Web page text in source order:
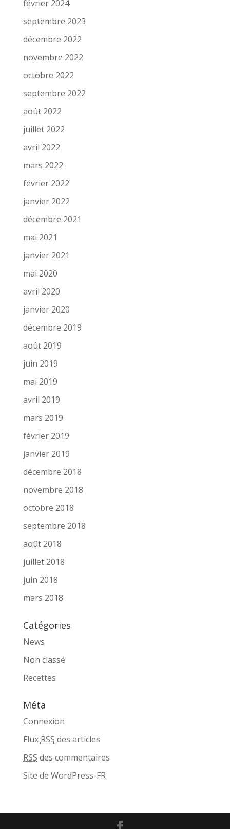
février 2024
septembre 2023
décembre 2022
novembre 2022
octobre 2022
septembre 2022
août 2022
juillet 2022
avril 2022
mars 2022
février 2022
janvier 2022
décembre 2021
mai 2021
janvier 2021
mai 2020
avril 2020
janvier 2020
décembre 2019
août 2019
juin 2019
mai 2019
avril 2019
mars 2019
février 2019
janvier 2019
décembre 2018
novembre 2018
octobre 2018
septembre 2018
août 2018
juillet 2018
juin 2018
mars 2018
Catégories
News
Non classé
Recettes
Méta
Connexion
Flux RSS des articles
RSS des commentaires
Site de WordPress-FR